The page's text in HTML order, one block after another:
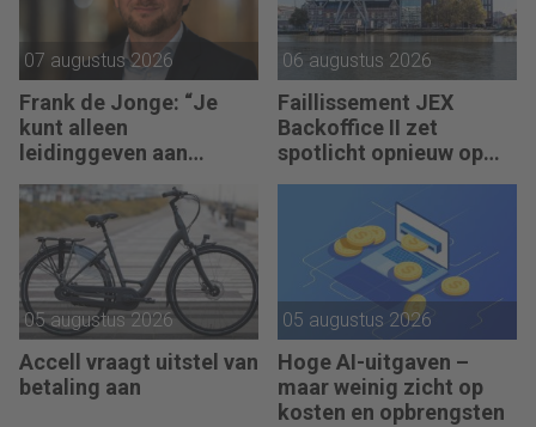
07 augustus 2026
Frank de Jonge: “Je
kunt alleen
leidinggeven aan
kunt geven aan jezelf.”
06 augustus 2026
Faillissement JEX
Backoffice II zet
spotlicht opnieuw op
05 augustus 2026
Accell vraagt uitstel van
betaling aan
05 augustus 2026
Hoge AI-uitgaven –
maar weinig zicht op
kosten en opbrengsten